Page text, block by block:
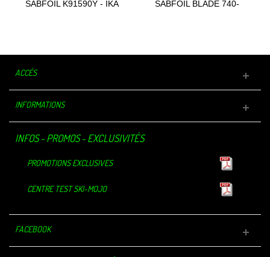
SABFOIL K91590Y - IKA
SABFOIL BLADE 740-
ACCÈS
INFORMATIONS
INFOS - PROMOS - EXCLUSIVITÉS
PROMOTIONS EXCLUSIVES
CENTRE TEST SKI-MOJO
FACEBOOK